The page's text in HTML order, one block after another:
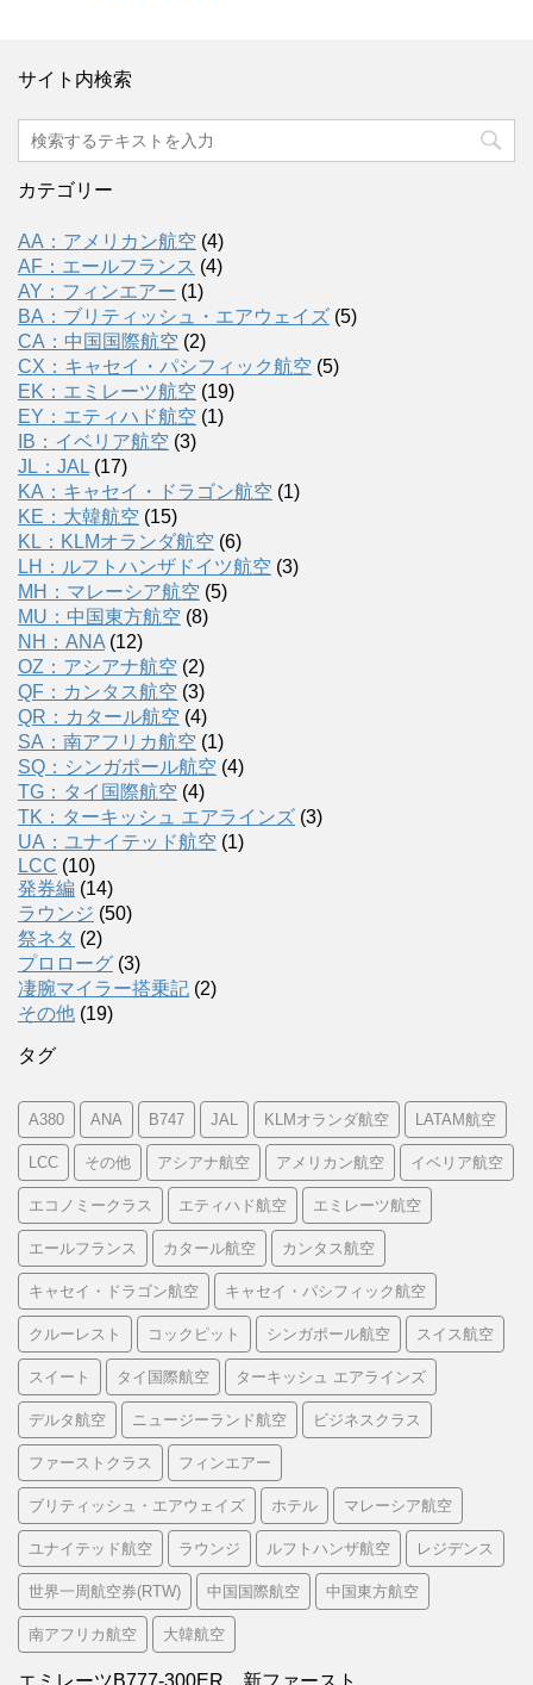
サイト内検索
カテゴリー
AA：アメリカン航空 (4)
AF：エールフランス (4)
AY：フィンエアー (1)
BA：ブリティッシュ・エアウェイズ (5)
CA：中国国際航空 (2)
CX：キャセイ・パシフィック航空 (5)
EK：エミレーツ航空 (19)
EY：エティハド航空 (1)
IB：イベリア航空 (3)
JL：JAL (17)
KA：キャセイ・ドラゴン航空 (1)
KE：大韓航空 (15)
KL：KLMオランダ航空 (6)
LH：ルフトハンザドイツ航空 (3)
MH：マレーシア航空 (5)
MU：中国東方航空 (8)
NH：ANA (12)
OZ：アシアナ航空 (2)
QF：カンタス航空 (3)
QR：カタール航空 (4)
SA：南アフリカ航空 (1)
SQ：シンガポール航空 (4)
TG：タイ国際航空 (4)
TK：ターキッシュ エアラインズ (3)
UA：ユナイテッド航空 (1)
LCC (10)
発券編 (14)
ラウンジ (50)
祭ネタ (2)
プロローグ (3)
凄腕マイラー搭乗記 (2)
その他 (19)
タグ
A380 ANA B747 JAL KLMオランダ航空 LATAM航空
LCC その他 アシアナ航空 アメリカン航空 イベリア航空
エコノミークラス エティハド航空 エミレーツ航空
エールフランス カタール航空 カンタス航空
キャセイ・ドラゴン航空 キャセイ・パシフィック航空
クルーレスト コックピット シンガポール航空 スイス航空
スイート タイ国際航空 ターキッシュ エアラインズ
デルタ航空 ニュージーランド航空 ビジネスクラス
ファーストクラス フィンエアー
ブリティッシュ・エアウェイズ ホテル マレーシア航空
ユナイテッド航空 ラウンジ ルフトハンザ航空 レジデンス
世界一周航空券(RTW) 中国国際航空 中国東方航空
南アフリカ航空 大韓航空
エミレーツB777-300ER 新ファースト